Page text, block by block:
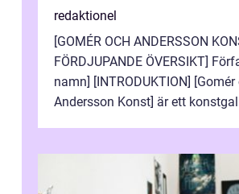
redaktionel
[GOMÉR OCH ANDERSSON
FÖRDJUPANDE ÖVERSIKT]
namn] [INTRODUKTION] [Gomér
Andersson Konst] är ett